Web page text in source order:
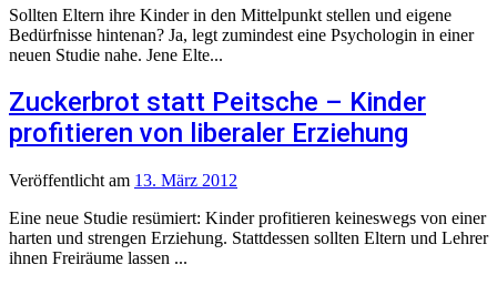
Sollten Eltern ihre Kinder in den Mittelpunkt stellen und eigene
Bedürfnisse hintenan? Ja, legt zumindest eine Psychologin in einer
neuen Studie nahe. Jene Elte...
Zuckerbrot statt Peitsche – Kinder
profitieren von liberaler Erziehung
Veröffentlicht am 13. März 2012
Eine neue Studie resümiert: Kinder profitieren keineswegs von einer
harten und strengen Erziehung. Stattdessen sollten Eltern und Lehrer
ihnen Freiräume lassen ...